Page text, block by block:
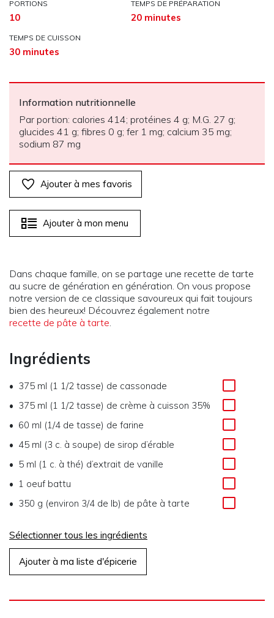
PORTIONS
10
TEMPS DE PRÉPARATION
20 minutes
TEMPS DE CUISSON
30 minutes
Information nutritionnelle
Par portion: calories 414; protéines 4 g; M.G. 27 g;
glucides 41 g; fibres 0 g; fer 1 mg; calcium 35 mg;
sodium 87 mg
Ajouter à mes favoris
Ajouter à mon menu
Dans chaque famille, on se partage une recette de tarte
au sucre de génération en génération. On vous propose
notre version de ce classique savoureux qui fait toujours
bien des heureux! Découvrez également notre
recette de pâte à tarte.
Ingrédients
375 ml (1 1/2 tasse) de cassonade
375 ml (1 1/2 tasse) de crème à cuisson 35%
60 ml (1/4 de tasse) de farine
45 ml (3 c. à soupe) de sirop d’érable
5 ml (1 c. à thé) d’extrait de vanille
1 oeuf battu
350 g (environ 3/4 de lb) de pâte à tarte
Sélectionner tous les ingrédients
Ajouter à ma liste d'épicerie